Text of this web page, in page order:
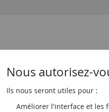
FRANÇAISES DU
Nous autorisez-
Ils nous seront utiles pour :
Améliorer l'interface et les